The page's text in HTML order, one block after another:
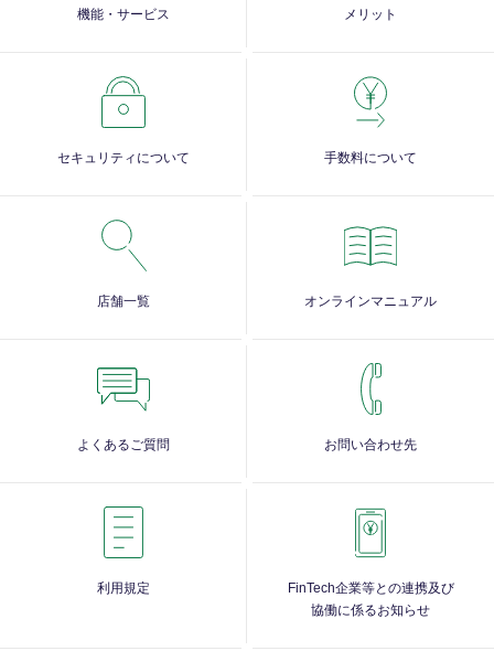
機能・サービス メリット
セキュリティについて 手数料について
店舗一覧 オンラインマニュアル
よくあるご質問 お問い合わせ先
利用規定
FinTech企業等との連携及び
協働に係るお知らせ